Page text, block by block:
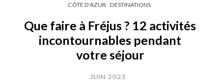
CÔTE D'AZUR DESTINATIONS
Que faire à Fréjus ? 12 activités
incontournables pendant
votre séjour
JUIN 2023